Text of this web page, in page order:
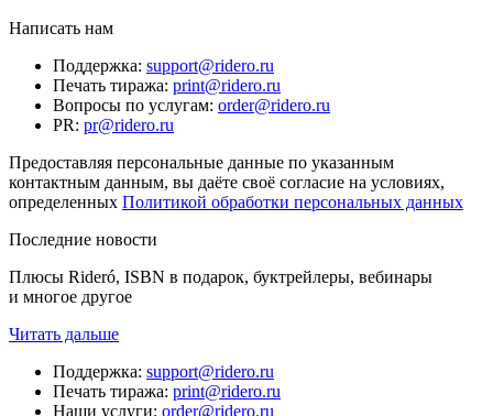
Написать нам
Поддержка: support@ridero.ru
Печать тиража: print@ridero.ru
Вопросы по услугам: order@ridero.ru
PR: pr@ridero.ru
Предоставляя персональные данные по указанным
контактным данным, вы даёте своё согласие на условиях,
определенных Политикой обработки персональных данных
Последние новости
Плюсы Rideró, ISBN в подарок, буктрейлеры, вебинары
и многое другое
Читать дальше
Поддержка: support@ridero.ru
Печать тиража: print@ridero.ru
Наши услуги: order@ridero.ru